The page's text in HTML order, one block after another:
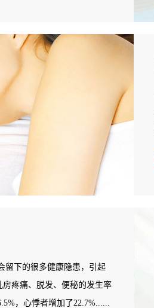
留下的很多健康隐患，引起
疼痛、脱发、便秘的发生率
，心悸者增加了22.7%......